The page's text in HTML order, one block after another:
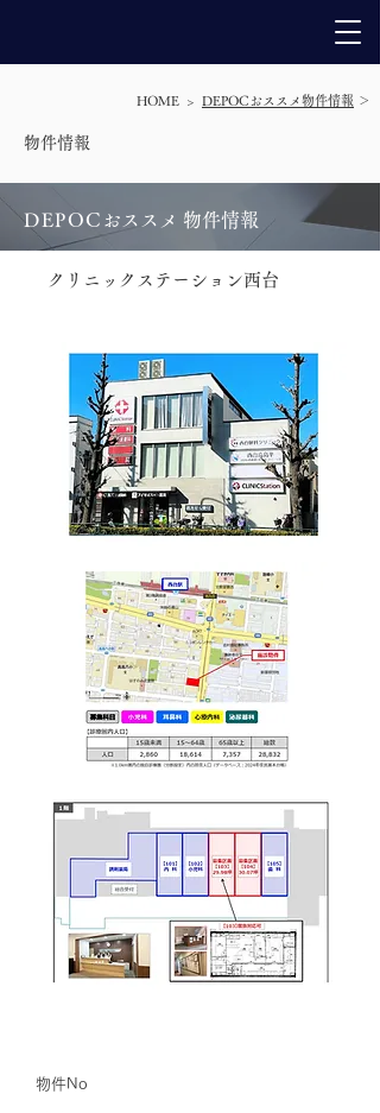
HOME > DEPOCおススメ物件情報 ＞
​物件情報
DEPOC おススメ 物件情報
クリニックステーション西台
物件No